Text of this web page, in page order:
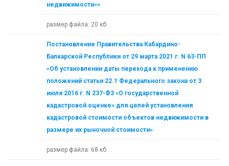
недвижимости»»
размер файла: 20 кб
Постановление Правительства Кабардино-
Балкарской Республики от 29 марта 2021 г. N 63-ПП
«Об установлении даты перехода к применению
положений статьи 22.1 Федерального закона от 3
июля 2016 г. N 237-ФЗ «О государственной
кадастровой оценке» для целей установления
кадастровой стоимости объектов недвижимости в
размере их рыночной стоимости»
размер файла: 68 кб